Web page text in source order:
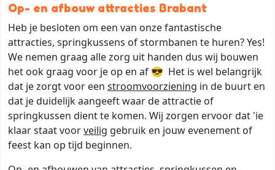
Op- en afbouw attracties Brabant
Heb je besloten om een van onze fantastische
attracties, springkussens of stormbanen te huren? Yes!
We nemen graag alle zorg uit handen dus wij bouwen
het ook graag voor je op en af 😎 Het is wel belangrijk
dat je zorgt voor een stroomvoorziening in de buurt en
dat je duidelijk aangeeft waar de attractie of
springkussen dient te komen. Wij zorgen ervoor dat 'ie
klaar staat voorveilig gebruik en jouw evenement of
feest kan op tijd beginnen.